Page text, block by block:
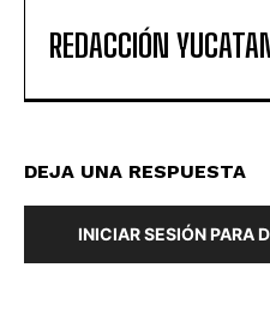
REDACCIÓN
DEJA UNA RESPUESTA
INICIAR SESIÓN PARA